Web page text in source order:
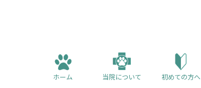
ホーム 当院について 初めての方へ